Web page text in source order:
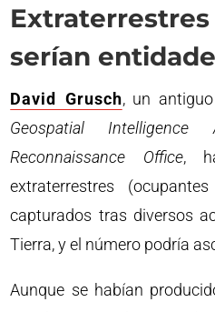
serían
David Grusch, un
Geospatial
Reconnaissance Office,
extraterrestres
capturados tras diversos
Tierra, y el número podría
Aunque se habían